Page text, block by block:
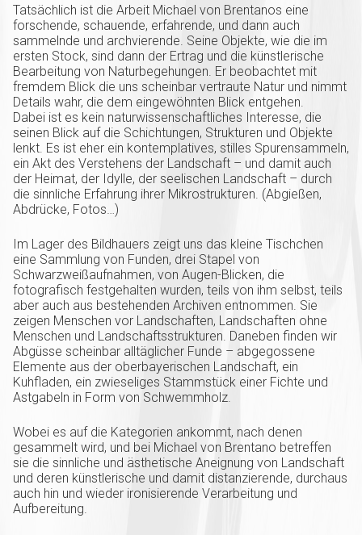
Tatsächlich ist die Arbeit Michael von Brentanos eine
forschende, schauende, erfahrende, und dann auch
sammelnde und archvierende. Seine Objekte, wie die im
ersten Stock, sind dann der Ertrag und die künstlerische
Bearbeitung von Naturbegehungen. Er beobachtet mit
fremdem Blick die uns scheinbar vertraute Natur und nimmt
Details wahr, die dem eingewöhnten Blick entgehen.
Dabei ist es kein naturwissenschaftliches Interesse, die
seinen Blick auf die Schichtungen, Strukturen und Objekte
lenkt. Es ist eher ein kontemplatives, stilles Spurensammeln,
ein Akt des Verstehens der Landschaft – und damit auch
der Heimat, der Idylle, der seelischen Landschaft – durch
die sinnliche Erfahrung ihrer Mikrostrukturen. (Abgießen,
Abdrücke, Fotos…)
Im Lager des Bildhauers zeigt uns das kleine Tischchen
eine Sammlung von Funden, drei Stapel von
Schwarzweißaufnahmen, von Augen-Blicken, die
fotografisch festgehalten wurden, teils von ihm selbst, teils
aber auch aus bestehenden Archiven entnommen. Sie
zeigen Menschen vor Landschaften, Landschaften ohne
Menschen und Landschaftsstrukturen. Daneben finden wir
Abgüsse scheinbar alltäglicher Funde – abgegossene
Elemente aus der oberbayerischen Landschaft, ein
Kuhfladen, ein zwieseliges Stammstück einer Fichte und
Astgabeln in Form von Schwemmholz.
Wobei es auf die Kategorien ankommt, nach denen
gesammelt wird, und bei Michael von Brentano betreffen
sie die sinnliche und ästhetische Aneignung von Landschaft
und deren künstlerische und damit distanzierende, durchaus
auch hin und wieder ironisierende Verarbeitung und
Aufbereitung.